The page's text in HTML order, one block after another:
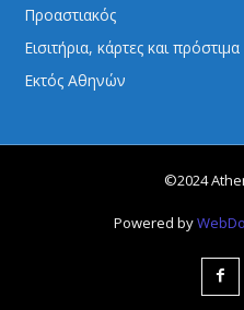
Προαστιακός
Εισιτήρια, κάρτες και πρόστιμα
Εκτός Αθηνών
©2024
Powered by